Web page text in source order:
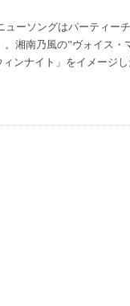
ューソングはパーティー
。湘南乃風の"ヴォイス
ンナイト」をイメージ